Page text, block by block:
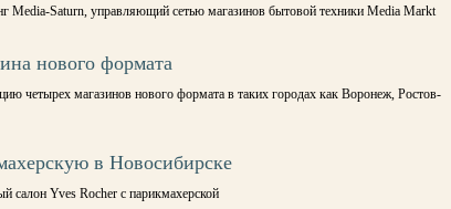
Media-Saturn, управляющий сетью магазинов бытовой техники Media Markt
нового формата
четырех магазинов нового формата в таких городах как Воронеж, Ростов-
в Новосибирске
салон Yves Rocher с парикмахерской